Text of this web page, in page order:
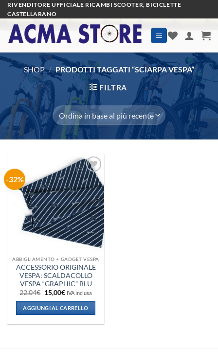
Salta
ai
contenuti
RIVENDITORE UFFICIALE RICAMBI SCOOTER, BICICLETTE
CASTELLARANO
SHOP / PRODOTTI TAGGATI “SCIARPA VESPA”
FILTRA
-32%
Aggiungi
alla lista
dei
desideri
ABBIGLIAMENTO + GADGET VESPA
ACCESSORIO ORIGINALE
VESPA: SCALDACOLLO
VESPA “GRAPHIC” BLU
22,04€ Il
prezzo
originale
era:
22,04€.
15,00€Il
attuale
è:
15,00€.
IVA inclusa
AGGIUNGI AL CARRELLO